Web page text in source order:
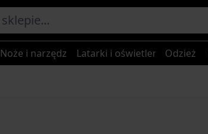
Noże i narzędzia Latarki i oświetlenieOdzież